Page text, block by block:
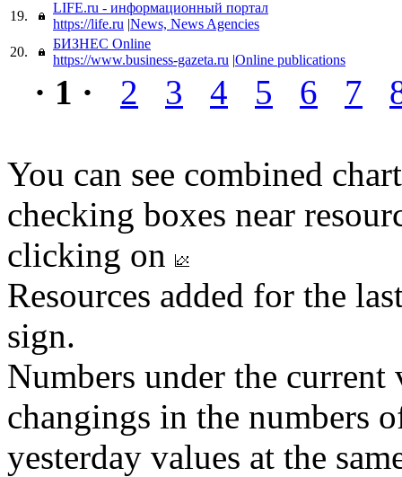
19.
LIFE.ru - информационный портал
https://life.ru |News, News Agencies
20.
БИЗНЕС Online
https://www.business-gazeta.ru |Online publications
· 1 · 2 3 4 5 6 7
You can see combined
checking boxes near
clicking on
Resources added for the
sign.
Numbers under the
changings in the numbers
yesterday values at the